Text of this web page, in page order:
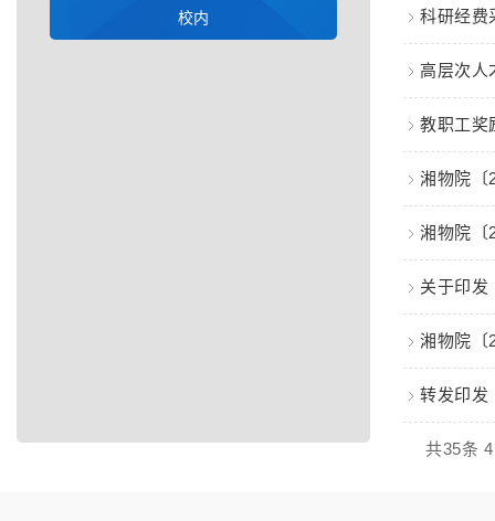
校内 科研经费
高层次人
教职工奖
湘物院〔
湘物院〔
关于印发
湘物院〔
转发印发
共35条